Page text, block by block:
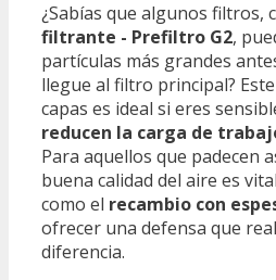
¿Sabías que algunos filtros,
filtrante - Prefiltro G2,
partículas más grandes
llegue al filtro principal?
capas es ideal si eres
reducen la carga de
Para aquellos que padecen
buena calidad del aire es
como el recambio con
ofrecer una defensa que
diferencia.